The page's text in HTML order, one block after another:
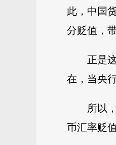
此，中国
分贬值，
正是
在，当央
所以
币汇率贬